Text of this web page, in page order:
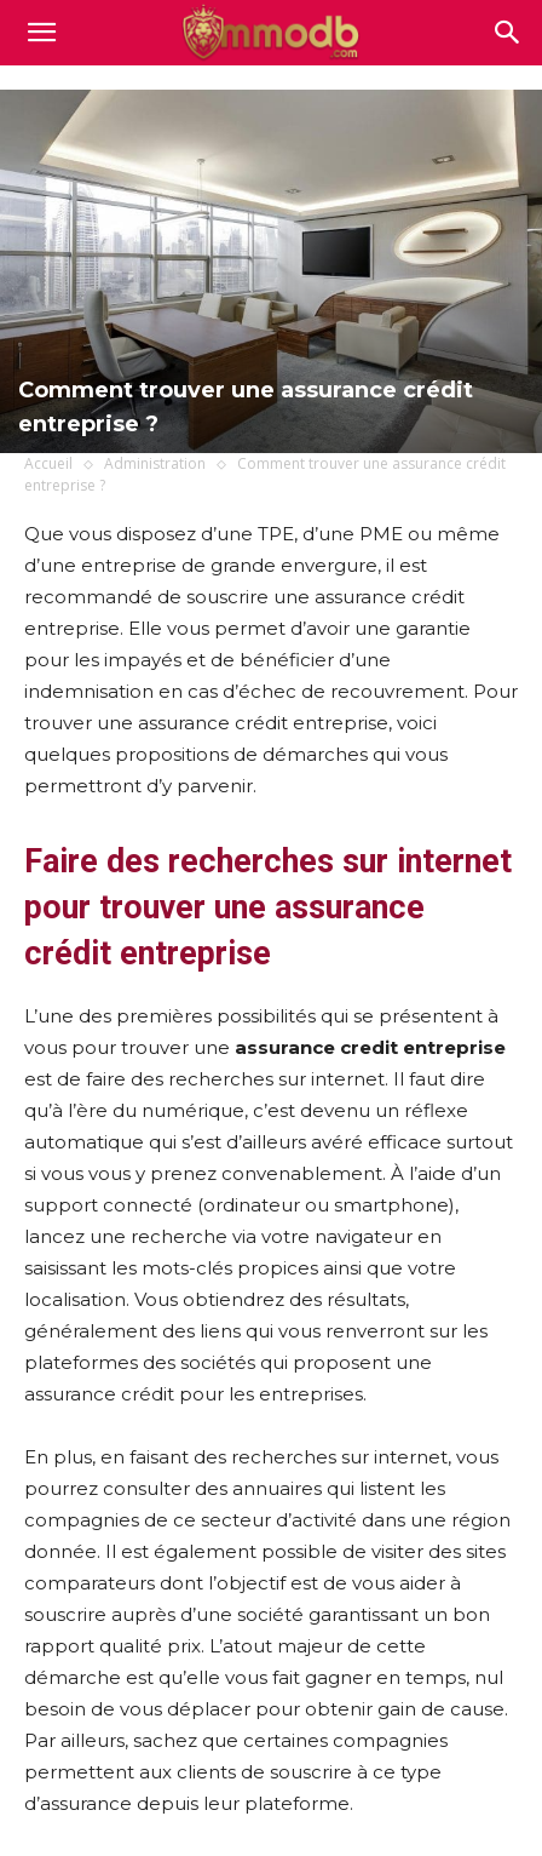
Mmodb.com
Comment trouver une assurance crédit
entreprise ?
Accueil Administration
Comment trouver une assurance crédit
entreprise ?
Que vous disposez d’une TPE, d’une PME ou même
d’une entreprise de grande envergure, il est
recommandé de souscrire une assurance crédit
entreprise. Elle vous permet d’avoir une garantie
pour les impayés et de bénéficier d’une
indemnisation en cas d’échec de recouvrement. Pour
trouver une assurance crédit entreprise, voici
quelques propositions de démarches qui vous
permettront d’y parvenir.
Faire des recherches sur internet
pour trouver une assurance
crédit entreprise
L’une des premières possibilités qui se présentent à
vous pour trouver une assurance credit entreprise
est de faire des recherches sur internet. Il faut dire
qu’à l’ère du numérique, c’est devenu un réflexe
automatique qui s’est d’ailleurs avéré efficace surtout
si vous vous y prenez convenablement. À l’aide d’un
support connecté (ordinateur ou smartphone),
lancez une recherche via votre navigateur en
saisissant les mots-clés propices ainsi que votre
localisation. Vous obtiendrez des résultats,
généralement des liens qui vous renverront sur les
plateformes des sociétés qui proposent une
assurance crédit pour les entreprises.
En plus, en faisant des recherches sur internet, vous
pourrez consulter des annuaires qui listent les
compagnies de ce secteur d’activité dans une région
donnée. Il est également possible de visiter des sites
comparateurs dont l’objectif est de vous aider à
souscrire auprès d’une société garantissant un bon
rapport qualité prix. L’atout majeur de cette
démarche est qu’elle vous fait gagner en temps, nul
besoin de vous déplacer pour obtenir gain de cause.
Par ailleurs, sachez que certaines compagnies
permettent aux clients de souscrire à ce type
d’assurance depuis leur plateforme.